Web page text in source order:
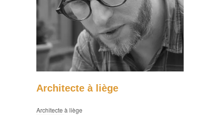
Architecte à liège
Architecte à liège